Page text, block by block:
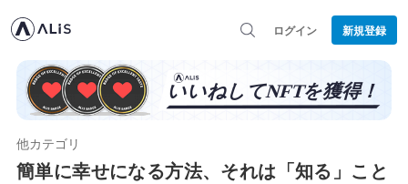
ログイン 新規登録
他カテゴリ
簡単に幸せになる方法、それは「知る」こと